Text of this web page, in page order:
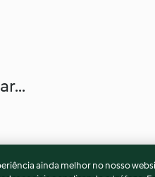
ainda melhor no nosso